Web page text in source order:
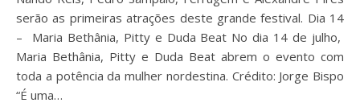
serão as primeiras atrações deste grande festival. Dia 14
– Maria Bethânia, Pitty e Duda Beat No dia 14 de julho,
Maria Bethânia, Pitty e Duda Beat abrem o evento com
toda a potência da mulher nordestina. Crédito: Jorge Bispo
“É uma…